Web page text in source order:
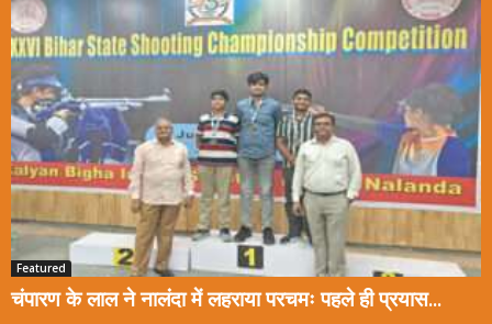
Featured
चंपारण के लाल ने नालंदा में लहराया परचमः पहले ही प्रयास...